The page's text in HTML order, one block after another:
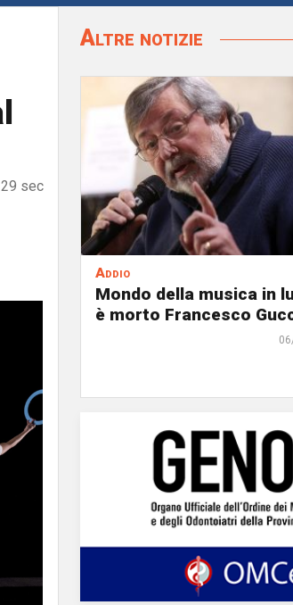
sec
Altre notizie
Addio
Mondo della musica in
è morto Francesco